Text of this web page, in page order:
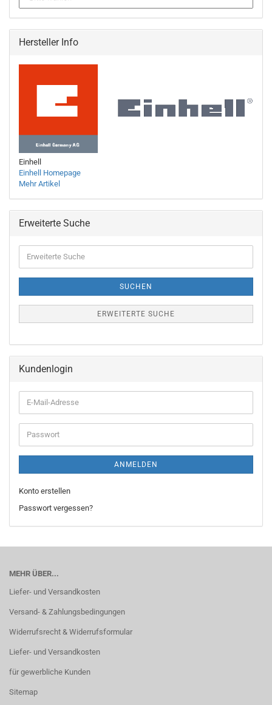
Hersteller Info
Einhell
Einhell Homepage
Mehr Artikel
Erweiterte Suche
Suche
SUCHEN
ERWEITERTE SUCHE
Kundenlogin
E-
Mail-
Adresse
Passwort
ANMELDEN
Konto erstellen
Passwort vergessen?
MEHR ÜBER...
Liefer- und Versandkosten
Versand- & Zahlungsbedingungen
Widerrufsrecht & Widerrufsformular
Liefer- und Versandkosten
für gewerbliche Kunden
Sitemap